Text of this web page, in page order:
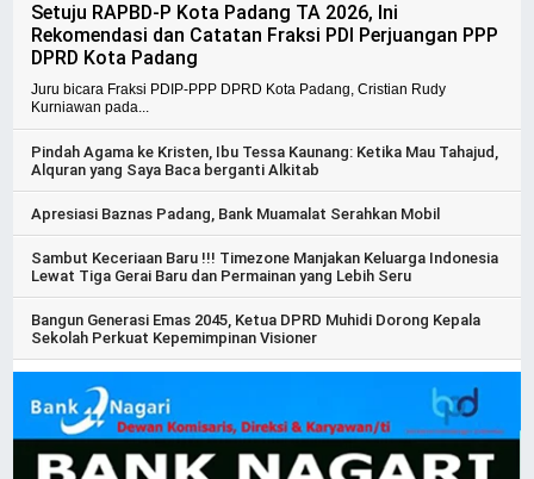
Setuju RAPBD-P Kota Padang TA 2026, Ini
Rekomendasi dan Catatan Fraksi PDI Perjuangan PPP
DPRD Kota Padang
Juru bicara Fraksi PDIP-PPP DPRD Kota Padang, Cristian Rudy
Kurniawan pada...
Pindah Agama ke Kristen, Ibu Tessa Kaunang: Ketika Mau Tahajud,
Alquran yang Saya Baca berganti Alkitab
Apresiasi Baznas Padang, Bank Muamalat Serahkan Mobil
Sambut Keceriaan Baru !!! Timezone Manjakan Keluarga Indonesia
Lewat Tiga Gerai Baru dan Permainan yang Lebih Seru
Bangun Generasi Emas 2045, Ketua DPRD Muhidi Dorong Kepala
Sekolah Perkuat Kepemimpinan Visioner